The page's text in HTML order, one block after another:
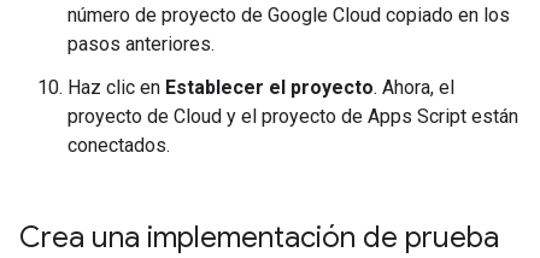
número de proyecto de Google Cloud copiado en los
pasos anteriores.
Haz clic en Establecer el proyecto. Ahora, el
proyecto de Cloud y el proyecto de Apps Script están
conectados.
Crea una implementación de prueba